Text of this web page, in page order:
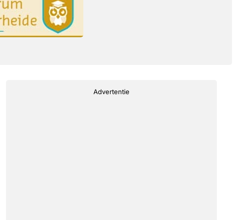
Advertentie